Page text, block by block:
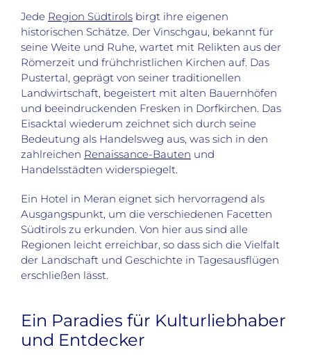
Jede Region Südtirolsbirgt ihre eigenen
historischen Schätze. Der Vinschgau, bekannt für
seine Weite und Ruhe, wartet mit Relikten aus der
Römerzeit und frühchristlichen Kirchen auf. Das
Pustertal, geprägt von seiner traditionellen
Landwirtschaft, begeistert mit alten Bauernhöfen
und beeindruckenden Fresken in Dorfkirchen. Das
Eisacktal wiederum zeichnet sich durch seine
Bedeutung als Handelsweg aus, was sich in den
zahlreichen Renaissance-Bauten und
Handelsstädten widerspiegelt.
Ein Hotel in Meran eignet sich hervorragend als
Ausgangspunkt, um die verschiedenen Facetten
Südtirols zu erkunden. Von hier aus sind alle
Regionen leicht erreichbar, so dass sich die Vielfalt
der Landschaft und Geschichte in Tagesausflügen
erschließen lässt.
Ein Paradies für Kulturliebhaber
und Entdecker